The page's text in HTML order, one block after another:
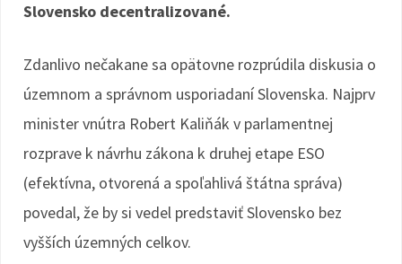
Slovensko decentralizované.
Zdanlivo nečakane sa opätovne rozprúdila diskusia o
územnom a správnom usporiadaní Slovenska. Najprv
minister vnútra Robert Kaliňák v parlamentnej
rozprave k návrhu zákona k druhej etape ESO
(efektívna, otvorená a spoľahlivá štátna správa)
povedal, že by si vedel predstaviť Slovensko bez
vyšších územných celkov.